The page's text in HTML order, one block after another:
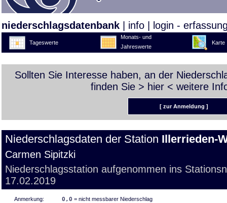
niederschlagsdatenbank info login -
Tageswerte
Monats- und
Jahreswerte
Karte
Sollten Sie Interesse haben, an der
finden Sie > hier < weitere
[ zur Anmeldung ]
Niederschlagsdaten der Station Illerrieden-
Carmen Sipitzki
Niederschlagsstation aufgenommen ins
17.02.2019
Anmerkung: 0,0 = nicht messbarer Niederschlag